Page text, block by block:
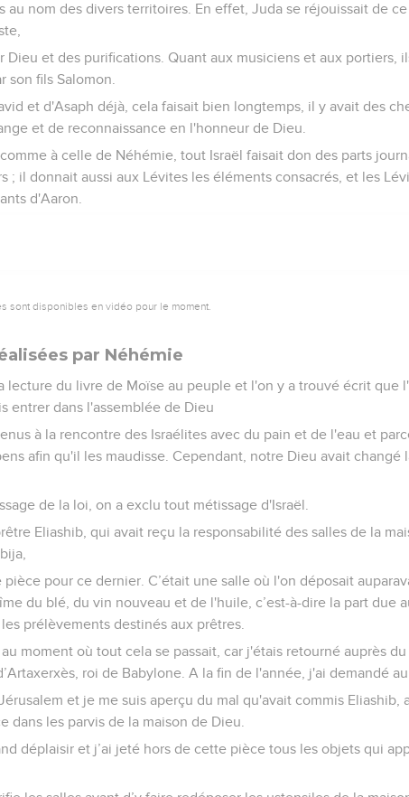
au nom des divers territoires. En effet, Juda se réjouissait de
Dieu et des purifications. Quant aux musiciens et aux portiers,
son fils Salomon.
et d'Asaph déjà, cela faisait bien longtemps, il y avait des
et de reconnaissance en l'honneur de Dieu.
à celle de Néhémie, tout Israël faisait don des parts
; il donnait aussi aux Lévites les éléments consacrés, et les
d'Aaron.
sont disponibles en vidéo pour le moment.
par Néhémie
lecture du livre de Moïse au peuple et l'on y a trouvé écrit que
entrer dans l'assemblée de Dieu
à la rencontre des Israélites avec du pain et de l'eau et
afin qu'il les maudisse. Cependant, notre Dieu avait changé
de la loi, on a exclu tout métissage d'Israël.
Eliashib, qui avait reçu la responsabilité des salles de la
pour ce dernier. C’était une salle où l'on déposait
du blé, du vin nouveau et de l'huile, c’est-à-dire la part due
prélèvements destinés aux prêtres.
moment où tout cela se passait, car j'étais retourné auprès
roi de Babylone. A la fin de l'année, j'ai demandé
et je me suis aperçu du mal qu'avait commis Eliashib,
dans les parvis de la maison de Dieu.
déplaisir et j’ai jeté hors de cette pièce tous les objets qui